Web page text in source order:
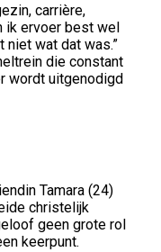
carrière,
ik ervoer best wel
niet wat dat was.”
die constant
wordt uitgenodigd
Tamara (24)
christelijk
geen grote rol
keerpunt.